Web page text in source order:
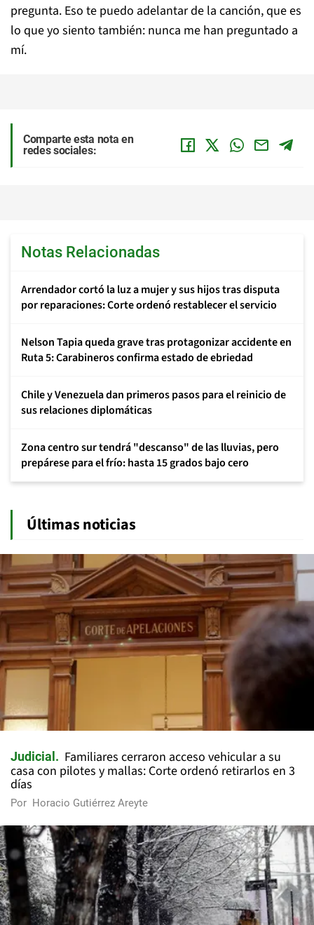
pregunta. Eso te puedo adelantar de la canción, que es
lo que yo siento también: nunca me han preguntado a
mí.
Comparte esta nota en
redes sociales:
Notas Relacionadas
Arrendador cortó la luz a mujer y sus hijos tras disputa
por reparaciones: Corte ordenó restablecer el servicio
Nelson Tapia queda grave tras protagonizar accidente en
Ruta 5: Carabineros confirma estado de ebriedad
Chile y Venezuela dan primeros pasos para el reinicio de
sus relaciones diplomáticas
Zona centro sur tendrá "descanso" de las lluvias, pero
prepárese para el frío: hasta 15 grados bajo cero
Últimas noticias
Judicial
Familiares cerraron acceso vehicular a su
casa con pilotes y mallas: Corte ordenó retirarlos en 3
días
Por Horacio Gutiérrez Areyte